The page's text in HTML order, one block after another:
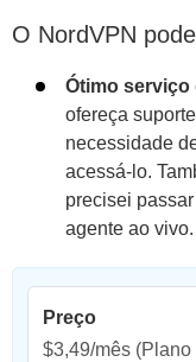
O NordVPN
Ótimo serviço
ofereça
necessidade
acessá-lo.
precisei
agente ao vivo.
Preço
$3,49/mês (Plano